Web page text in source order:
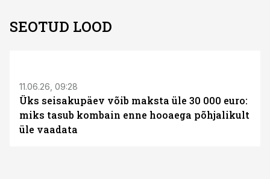
SEOTUD LOOD
11.06.26, 09:28
Üks seisakupäev võib maksta üle 30 000 euro:
miks tasub kombain enne hooaega põhjalikult
üle vaadata